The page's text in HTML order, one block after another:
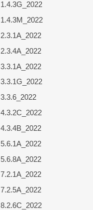
1.4.3G_2022
1.4.3M_2022
2.3.1A_2022
2.3.4A_2022
3.3.1A_2022
3.3.1G_2022
3.3.6_2022
4.3.2C_2022
4.3.4B_2022
5.6.1A_2022
5.6.8A_2022
7.2.1A_2022
7.2.5A_2022
8.2.6C_2022